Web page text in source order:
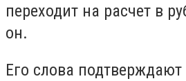
переходит на расчет в
он.
Его слова